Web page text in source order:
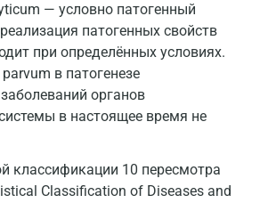
— условно патогенный
патогенных свойств
при определённых условиях.
в патогенезе
органов
в настоящее время не
классификации 10 пересмотра
Classification of Diseases and